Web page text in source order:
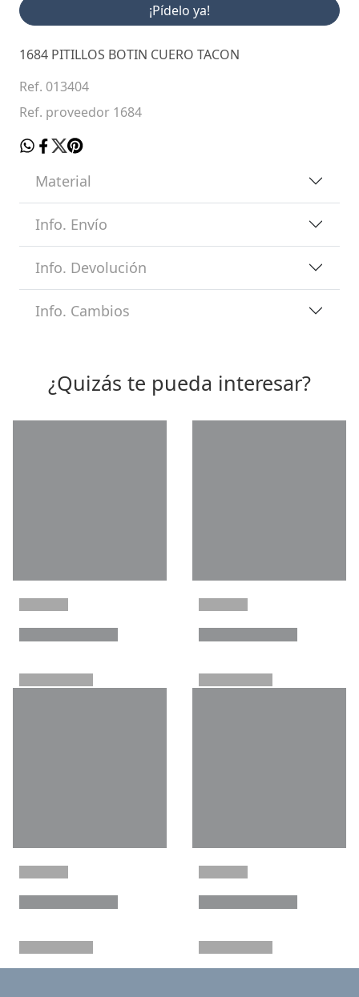
¡Pídelo ya!
1684 PITILLOS BOTIN CUERO TACON
Ref. 013404
Ref. proveedor 1684
Material
Info. Envío
Info. Devolución
Info. Cambios
¿Quizás te pueda interesar?